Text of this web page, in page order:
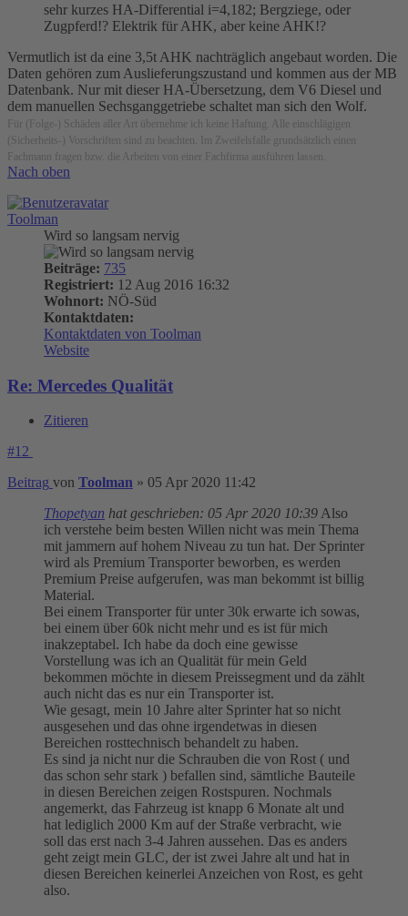
sehr kurzes HA-Differential i=4,182; Bergziege, oder
Zugpferd!? Elektrik für AHK, aber keine AHK!?
Vermutlich ist da eine 3,5t AHK nachträglich angebaut worden. Die
Daten gehören zum Auslieferungszustand und kommen aus der MB
Datenbank. Nur mit dieser HA-Übersetzung, dem V6 Diesel und
dem manuellen Sechsganggetriebe schaltet man sich den Wolf.
Für (Folge-) Schäden aller Art übernehme ich keine Haftung. Alle einschlägigen
(Sicherheits-) Vorschriften sind zu beachten. Im Zweifelsfalle grundsätzlich einen
Fachmann fragen bzw. die Arbeiten von einer Fachfirma ausführen lassen.
Nach oben
Toolman
Wird so langsam nervig
Beiträge: 735
Registriert: 12 Aug 2016 16:32
Wohnort: NÖ-Süd
Kontaktdaten:
Kontaktdaten von Toolman
Website
Re: Mercedes Qualität
Zitieren
#12
Beitrag von Toolman » 05 Apr 2020 11:42
Thopetyan hat geschrieben: 05 Apr 2020 10:39 Also
ich verstehe beim besten Willen nicht was mein Thema
mit jammern auf hohem Niveau zu tun hat. Der Sprinter
wird als Premium Transporter beworben, es werden
Premium Preise aufgerufen, was man bekommt ist billig
Material.
Bei einem Transporter für unter 30k erwarte ich sowas,
bei einem über 60k nicht mehr und es ist für mich
inakzeptabel. Ich habe da doch eine gewisse
Vorstellung was ich an Qualität für mein Geld
bekommen möchte in diesem Preissegment und da zählt
auch nicht das es nur ein Transporter ist.
Wie gesagt, mein 10 Jahre alter Sprinter hat so nicht
ausgesehen und das ohne irgendetwas in diesen
Bereichen rosttechnisch behandelt zu haben.
Es sind ja nicht nur die Schrauben die von Rost ( und
das schon sehr stark ) befallen sind, sämtliche Bauteile
in diesen Bereichen zeigen Rostspuren. Nochmals
angemerkt, das Fahrzeug ist knapp 6 Monate alt und
hat lediglich 2000 Km auf der Straße verbracht, wie
soll das erst nach 3-4 Jahren aussehen. Das es anders
geht zeigt mein GLC, der ist zwei Jahre alt und hat in
diesen Bereichen keinerlei Anzeichen von Rost, es geht
also.